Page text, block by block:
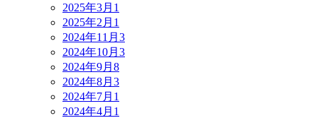
2025年3月 1
2025年2月 1
2024年11月 3
2024年10月 3
2024年9月 8
2024年8月 3
2024年7月 1
2024年4月 1